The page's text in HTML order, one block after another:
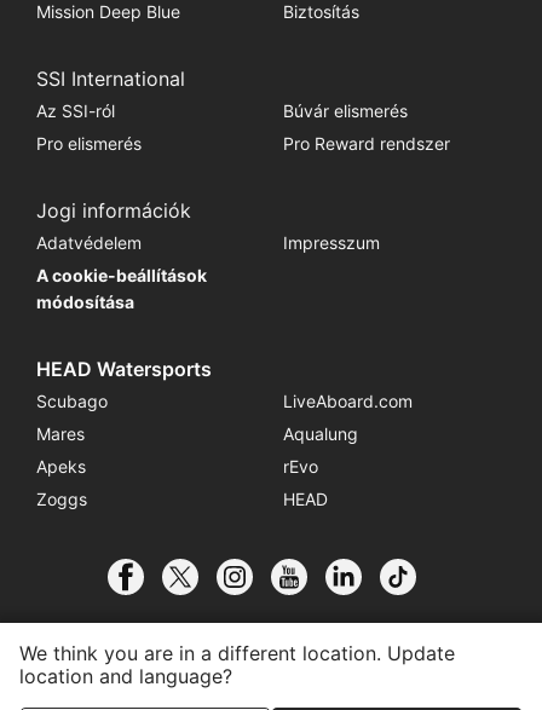
Mission Deep Blue
Biztosítás
SSI International
Az SSI-ról
Búvár elismerés
Pro elismerés
Pro Reward rendszer
Jogi információk
Adatvédelem
Impresszum
A cookie-beállítások
módosítása
HEAD Watersports
Scubago
LiveAboard.com
Mares
Aqualung
Apeks
rEvo
Zoggs
HEAD
© 2026 SSI International
We think you are in a different location. Update
location and language?